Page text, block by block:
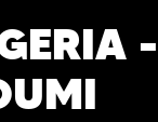
-